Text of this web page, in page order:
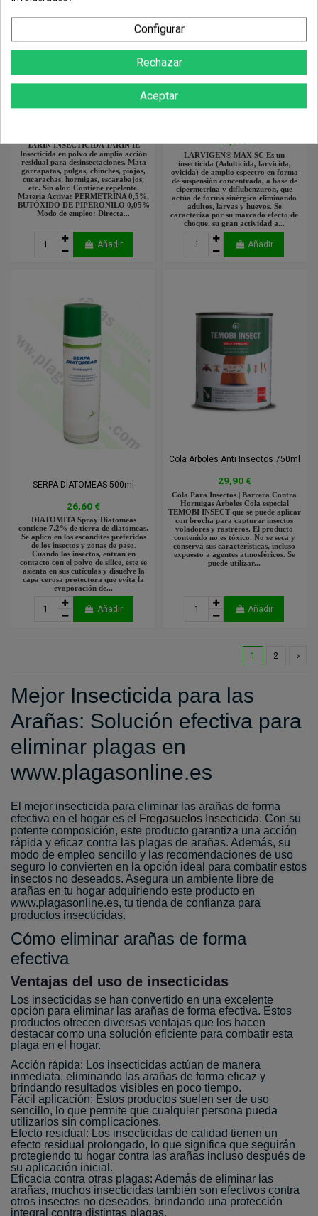
TARIN Insecticida en Polvo 500gr
TARÍN INSECTICIDA TARIN IE
Insecticida en polvo de amplia acción
residual para desinsectaciones. Mata
garrapatas, pulgas, chinches, piojos,
cucarachas, hormigas, escarabajos,
etc. Sin olor. Contiene repelente.
Materia Activa: PERMETRINA 0,5%,
BUTÓXIDO DE PIPERONILO 0,05%
Modo de empleo: Directa...
Añadir
LARVIGEN MAX PRO Insecticida
24,90 €
LARVIGEN® MAX SC Es un
insecticida (Adulticida, larvicida,
ovicida) de amplio espectro en forma
de suspensión concentrada, a base de
cipermetrina y diflubenzuron, que
actúa de forma sinérgica eliminando
adultos, larvas y huevos. Se
caracteriza por su marcado efecto de
choque, su gran actividad a...
Añadir
SERPA DIATOMEAS 500ml
26,60 €
DIATOMITA Spray Diatomeas
contiene 7.2% de tierra de diatomeas.
Se aplica en los escondites preferidos
de los insectos y zonas de paso.
Cuando los insectos, entran en
contacto con el polvo de silice, este se
asienta en sus cutículas y disuelve la
capa cerosa protectora que evita la
evaporación de...
Añadir
Cola Arboles Anti Insectos 750ml
29,90 €
Cola Para Insectos | Barrera Contra
Hormigas Arboles Cola especial
TEMOBI INSECT que se puede aplicar
con brocha para capturar insectos
voladores y rastreros. El producto
contenido no es tóxico. No se seca y
conserva sus características, incluso
expuesto a agentes atmosféricos. Se
puede utilizar...
Añadir
1 2
Mejor Insecticida para las
Arañas: Solución efectiva para
eliminar plagas en
www.plagasonline.es
El mejor insecticida para eliminar las arañas de forma
efectiva en el hogar es el
Fregasuelos Insecticida. Con su
potente composición, este producto garantiza una acción
rápida y eficaz contra las plagas de arañas. Además, su
modo de empleo sencillo y las recomendaciones de uso
seguro lo convierten en la opción ideal para combatir estos
insectos no deseados. Asegura un ambiente libre de
arañas en tu hogar adquiriendo este producto en
www.plagasonline.es, tu tienda de confianza para
productos insecticidas.
Cómo eliminar arañas de forma
efectiva
Ventajas del uso de insecticidas
Los insecticidas se han convertido en una excelente
opción para eliminar las arañas de forma efectiva. Estos
productos ofrecen diversas ventajas que los hacen
destacar como una solución eficiente para combatir esta
plaga en el hogar.
Acción rápida: Los insecticidas actúan de manera
inmediata, eliminando las arañas de forma eficaz y
brindando resultados visibles en poco tiempo.
Fácil aplicación: Estos productos suelen ser de uso
sencillo, lo que permite que cualquier persona pueda
utilizarlos sin complicaciones.
Efecto residual: Los insecticidas de calidad tienen un
efecto residual prolongado, lo que significa que seguirán
protegiendo tu hogar contra las arañas incluso después de
su aplicación inicial.
Eficacia contra otras plagas: Además de eliminar las
arañas, muchos insecticidas también son efectivos contra
otros insectos no deseados, brindando una protección
integral contra distintas plagas.
Configurar
Rechazar
Aceptar